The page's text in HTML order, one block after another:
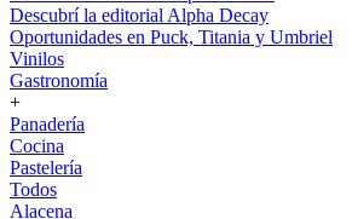
Descubrí la editorial Alpha Decay
Oportunidades en Puck, Titania y Umbriel
Vinilos
Gastronomía
+
Panadería
Cocina
Pastelería
Todos
Alacena